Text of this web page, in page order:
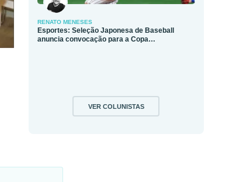
RENATO MENESES
Esportes: Seleção Japonesa de Baseball
anuncia convocação para a Copa…
VER COLUNISTAS